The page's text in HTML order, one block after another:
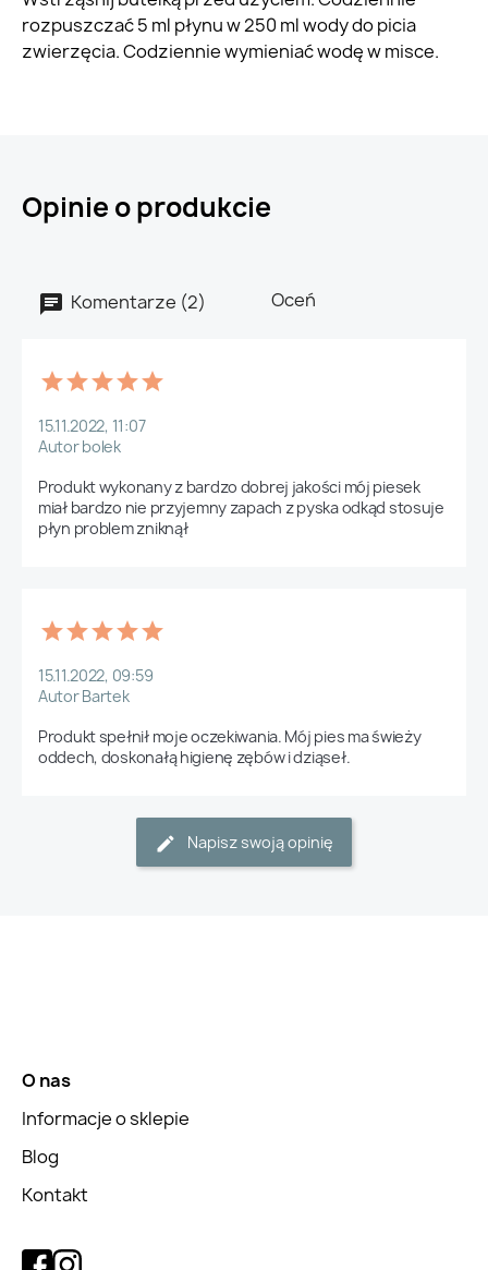
rozpuszczać 5 ml płynu w 250 ml wody do picia
zwierzęcia. Codziennie wymieniać wodę w misce.
Opinie o produkcie
Komentarze (2) Oceń
15.11.2022, 11:07
Autor bolek
Produkt wykonany z bardzo dobrej jakości mój piesek
miał bardzo nie przyjemny zapach z pyska odkąd stosuje
płyn problem zniknął
15.11.2022, 09:59
Autor Bartek
Produkt spełnił moje oczekiwania. Mój pies ma świeży
oddech, doskonałą higienę zębów i dziąseł.
Napisz swoją opinię
O nas
Informacje o sklepie
Blog
Kontakt